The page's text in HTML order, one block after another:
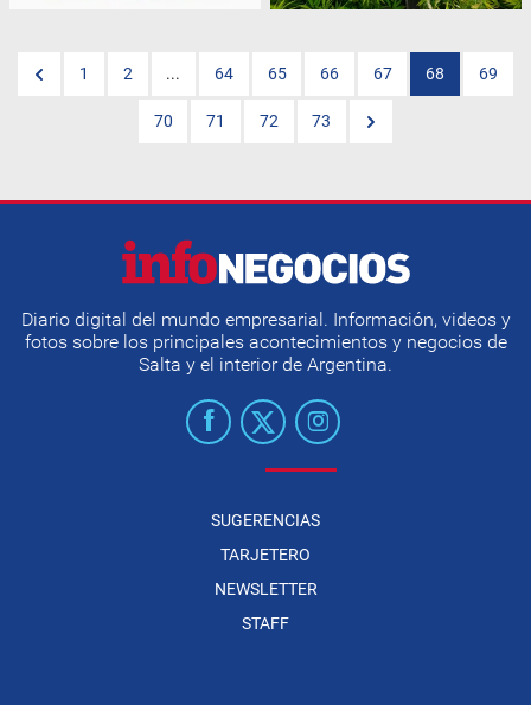
1 2 ... 64 65 66 67 68 69
70 71 72 73
Diario digital del mundo empresarial. Información, videos y
fotos sobre los principales acontecimientos y negocios de
Salta y el interior de Argentina.
SUGERENCIAS
TARJETERO
NEWSLETTER
STAFF